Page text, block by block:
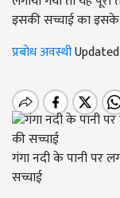
इसकी सच्चाई का
प्रबोध अवस्थी
गंगा नदी के पानी पर
सच्चाई